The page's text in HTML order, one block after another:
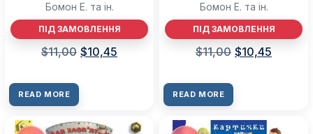
Бомон Е. та ін.
ПІД ЗАМОВЛЕННЯ
$11,00 $10,45
READ MORE
Бомон Е. та ін.
ПІД ЗАМОВЛЕННЯ
$11,00 $10,45
READ MORE